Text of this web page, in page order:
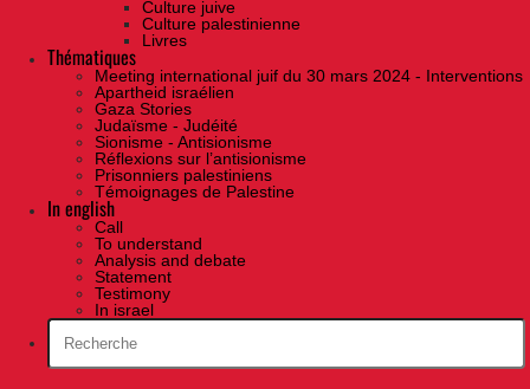
Culture juive
Culture palestinienne
Livres
Thématiques
Meeting international juif du 30 mars 2024 - Interventions
Apartheid israélien
Gaza Stories
Judaïsme - Judéité
Sionisme - Antisionisme
Réflexions sur l’antisionisme
Prisonniers palestiniens
Témoignages de Palestine
In english
Call
To understand
Analysis and debate
Statement
Testimony
In israel